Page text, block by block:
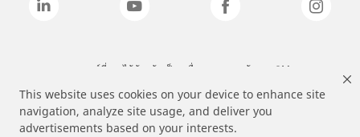
This website uses cookies on your device to enhance site
navigation, analyze site usage, and deliver you
advertisements based on your interests.
แบรนด์ที่ระบุไว้ข้างต้นเป็นเครื่องหมายการค้าของ 3M